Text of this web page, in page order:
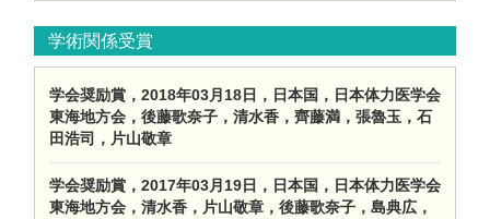
学術関係受賞
学会奨励賞，2018年03月18日，日本国，日本体力医学会
東海地方会，後藤歌奈子，清水香，齊藤満，張魯玉，石
田浩司，片山敬章
学会奨励賞，2017年03月19日，日本国，日本体力医学会
東海地方会，清水香，片山敬章，後藤歌奈子，島典広，